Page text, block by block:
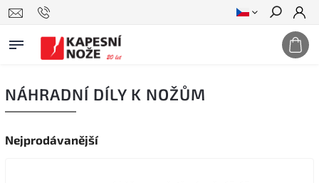
Hledat
NÁHRADNÍ DÍLY K NOŽŮM
Nejprodávanější